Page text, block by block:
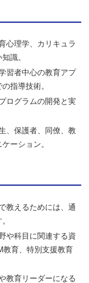
心理学、カリキュラ
識。
習者中心の教育アプ
指導技術。
ログラムの開発と実
、保護者、同僚、教
ーション。
教えるためには、通
や科目に関連する資
教育、特別支援教育
教育リーダーになる